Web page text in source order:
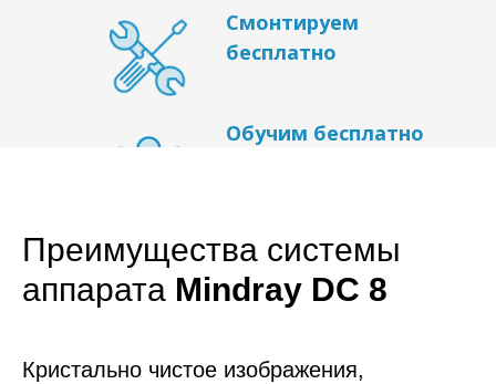
Смонтируем
бесплатно
Обучим бесплатно
Преимущества системы
аппарата Mindray DC 8
Кристально чистое изображения,